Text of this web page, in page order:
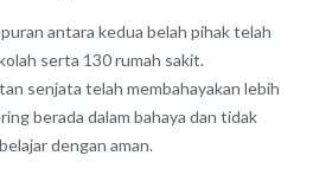
antara kedua belah pihak telah
serta 130 rumah sakit.
senjata telah membahayakan lebih
berada dalam bahaya dan tidak
dengan aman.